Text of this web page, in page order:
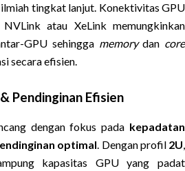
tingkat lanjut. Konektivitas GPU
atau XeLink memungkinkan
GPU sehingga memorydan core
secara efisien.
Pendinginan Efisien
dengan fokus pada kepadatan
optimal. Dengan profil 2U,
kapasitas GPU yang padat